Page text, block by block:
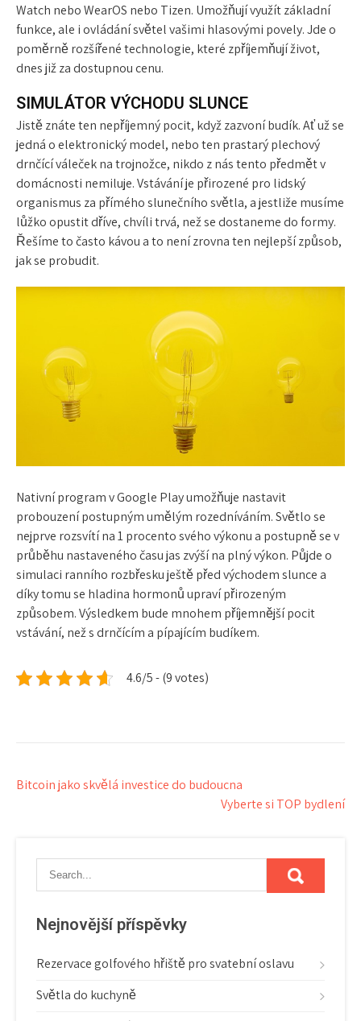
Watch nebo WearOS nebo Tizen. Umožňují využít základní
funkce, ale i ovládání světel vašimi hlasovými povely. Jde o
poměrně rozšířené technologie, které zpříjemňují život,
dnes již za dostupnou cenu.
SIMULÁTOR VÝCHODU SLUNCE
Jistě znáte ten nepříjemný pocit, když zazvoní budík. Ať už se
jedná o elektronický model, nebo ten prastarý plechový
drnčící váleček na trojnožce, nikdo z nás tento předmět v
domácnosti nemiluje. Vstávání je přirozené pro lidský
organismus za přímého slunečního světla, a jestliže musíme
lůžko opustit dříve, chvíli trvá, než se dostaneme do formy.
Řešíme to často kávou a to není zrovna ten nejlepší způsob,
jak se probudit.
Nativní program v Google Play umožňuje nastavit
probouzení postupným umělým rozedníváním. Světlo se
nejprve rozsvítí na 1 procento svého výkonu a postupně se v
průběhu nastaveného času jas zvýší na plný výkon. Půjde o
simulaci ranního rozbřesku ještě před východem slunce a
díky tomu se hladina hormonů upraví přirozeným
způsobem. Výsledkem bude mnohem příjemnější pocit
vstávání, než s drnčícím a pípajícím budíkem.
4.6/5 - (9 votes)
Navigace
Bitcoin jako skvělá investice do budoucna
Vyberte si TOP bydlení
Nejnovější příspěvky
Rezervace golfového hřiště pro svatební oslavu
Světla do kuchyně